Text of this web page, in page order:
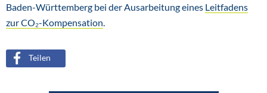
Baden-Württemberg bei der Ausarbeitung eines Leitfadens
zur CO₂-Kompensation.
Teilen